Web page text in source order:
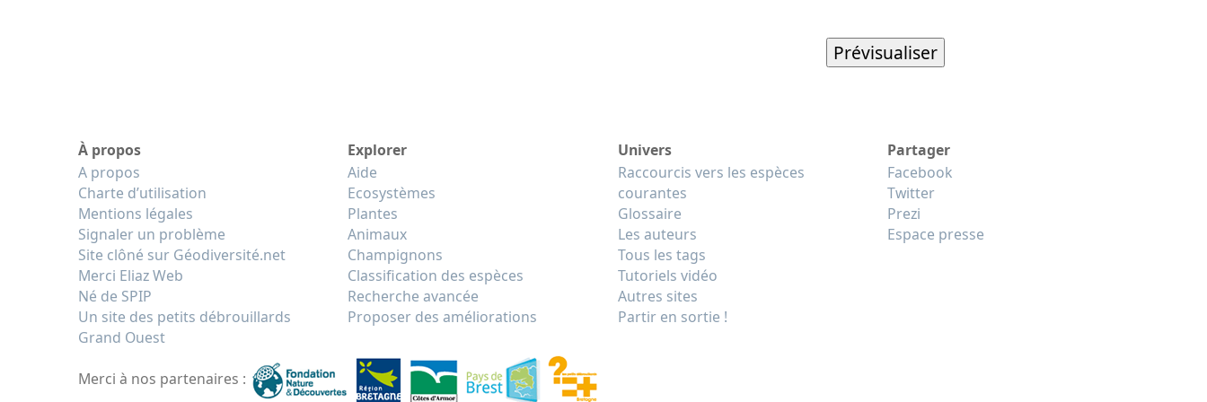
À propos
A propos
Charte d’utilisation
Mentions légales
Signaler un problème
Site clôné sur Géodiversité.net
Merci Eliaz Web
Né de SPIP
Un site des petits débrouillards
Grand Ouest
Explorer
Aide
Ecosystèmes
Plantes
Animaux
Champignons
Classification des espèces
Recherche avancée
Proposer des améliorations
Univers
Raccourcis vers les espèces
courantes
Glossaire
Les auteurs
Tous les tags
Tutoriels vidéo
Autres sites
Partir en sortie !
Partager
Facebook
Twitter
Prezi
Espace presse
Merci à nos partenaires :